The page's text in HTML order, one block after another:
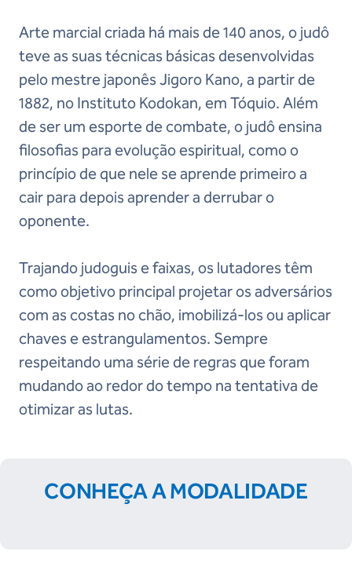
Arte marcial criada há mais de 140 anos, o judô
teve as suas técnicas básicas desenvolvidas
pelo mestre japonês Jigoro Kano, a partir de
1882, no Instituto Kodokan, em Tóquio. Além
de ser um esporte de combate, o judô ensina
filosofias para evolução espiritual, como o
princípio de que nele se aprende primeiro a
cair para depois aprender a derrubar o
oponente.
Trajando judoguis e faixas, os lutadores têm
como objetivo principal projetar os adversários
com as costas no chão, imobilizá-los ou aplicar
chaves e estrangulamentos. Sempre
respeitando uma série de regras que foram
mudando ao redor do tempo na tentativa de
otimizar as lutas.
CONHEÇA A MODALIDADE